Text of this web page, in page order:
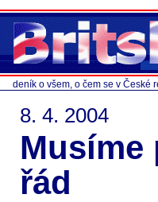
deník o všem, o čem se v České
8. 4. 2004
Musíme
řád